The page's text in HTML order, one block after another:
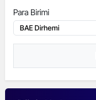
Para Birimi